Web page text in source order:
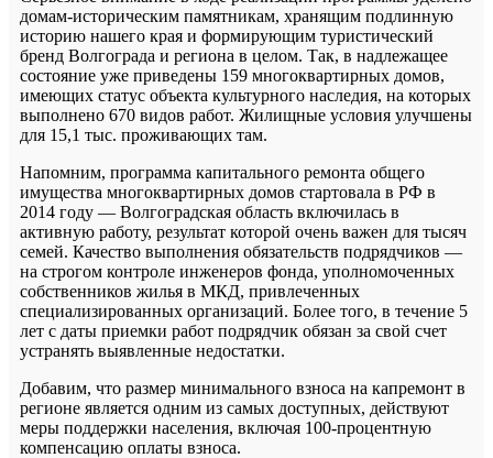
домам-историческим памятникам, хранящим подлинную
историю нашего края и формирующим туристический
бренд Волгограда и региона в целом. Так, в надлежащее
состояние уже приведены 159 многоквартирных домов,
имеющих статус объекта культурного наследия, на которых
выполнено 670 видов работ. Жилищные условия улучшены
для 15,1 тыс. проживающих там.
Напомним, программа капитального ремонта общего
имущества многоквартирных домов стартовала в РФ в
2014 году — Волгоградская область включилась в
активную работу, результат которой очень важен для тысяч
семей. Качество выполнения обязательств подрядчиков —
на строгом контроле инженеров фонда, уполномоченных
собственников жилья в МКД, привлеченных
специализированных организаций. Более того, в течение 5
лет с даты приемки работ подрядчик обязан за свой счет
устранять выявленные недостатки.
Добавим, что размер минимального взноса на капремонт в
регионе является одним из самых доступных, действуют
меры поддержки населения, включая 100-процентную
компенсацию оплаты взноса.